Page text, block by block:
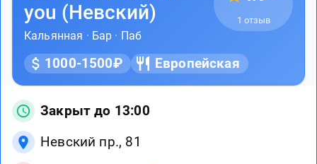
you (Невский)
Кальянная · Бар · Паб
1 отзыв
1000-1500₽ Европейская
Закрыт до 13:00
Невский пр., 81